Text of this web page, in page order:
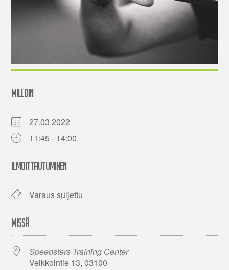
MILLOIN
27.03.2022
11:45 - 14:00
ILMOITTAUTUMINEN
Varaus suljettu
MISSÄ
Speedsters Training Center
Veikkointie 13, 03100